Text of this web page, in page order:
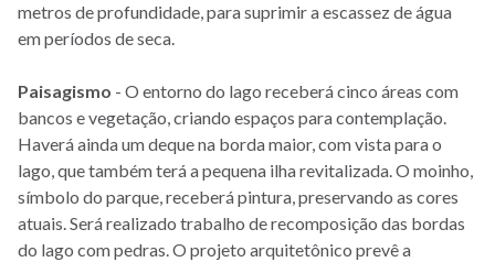
metros de profundidade, para suprimir a escassez de água
em períodos de seca.
Paisagismo - O entorno do lago receberá cinco áreas com
bancos e vegetação, criando espaços para contemplação.
Haverá ainda um deque na borda maior, com vista para o
lago, que também terá a pequena ilha revitalizada. O moinho,
símbolo do parque, receberá pintura, preservando as cores
atuais. Será realizado trabalho de recomposição das bordas
do lago com pedras. O projeto arquitetônico prevê a